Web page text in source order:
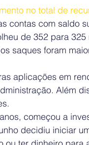
no total de
contas com saldo
de 352 para
saques foram
aplicações em
Além
começou a
decidiu iniciar